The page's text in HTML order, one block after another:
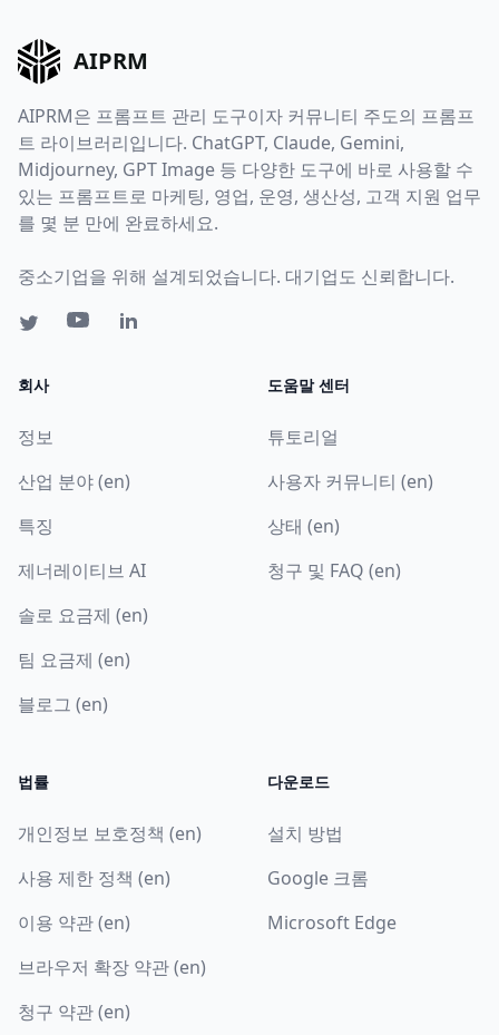
AIPRM
AIPRM은 프롬프트 관리 도구이자 커뮤니티 주도의 프롬프
트 라이브러리입니다. ChatGPT, Claude, Gemini,
Midjourney, GPT Image 등 다양한 도구에 바로 사용할 수
있는 프롬프트로 마케팅, 영업, 운영, 생산성, 고객 지원 업무
를 몇 분 만에 완료하세요.
중소기업을 위해 설계되었습니다. 대기업도 신뢰합니다.
회사
정보
산업 분야 (en)
특징
제너레이티브 AI
솔로 요금제 (en)
팀 요금제 (en)
블로그 (en)
도움말 센터
튜토리얼
사용자 커뮤니티 (en)
상태 (en)
청구 및 FAQ (en)
법률
개인정보 보호정책 (en)
사용 제한 정책 (en)
이용 약관 (en)
브라우저 확장 약관 (en)
청구 약관 (en)
다운로드
설치 방법
Google 크롬
Microsoft Edge